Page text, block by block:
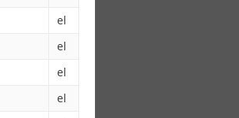
el
el
el
el